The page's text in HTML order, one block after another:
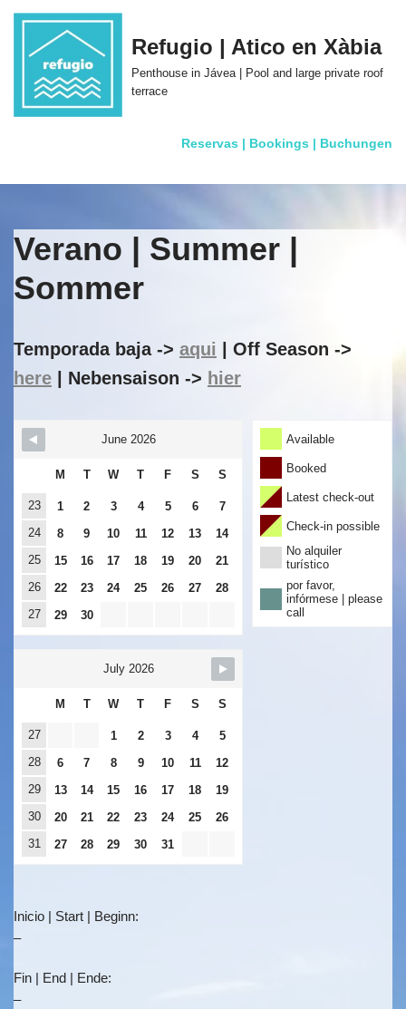
Skip
content
Refugio | Atico en Xàbia
Penthouse in Jávea | Pool and large private roof
terrace
Reservas | Bookings | Buchungen
Verano | Summer |
Sommer
Temporada baja -> aqui | Off Season ->
here | Nebensaison -> hier
Skip Booking Form Available
Booked
Latest check-out
Check-in possible
No alquiler
turístico
por favor,
infórmese | please
call
June 2026
M T W T F S S
23 1 2 3 4 5 6
7
24
8 9 10 11 12 13
14
25
15 16 17 18 19 20
21
26
22 23 24 25 26 27
28
27
29 30
July 2026
M T W T F S S
27 1 2 3 4
5
28
6 7 8 9 10 11
12
29
13 14 15 16 17 18
19
30
20 21 22 23 24 25
26
31
27 28 29 30 31
Inicio | Start | Beginn:
–
Fin | End | Ende:
–